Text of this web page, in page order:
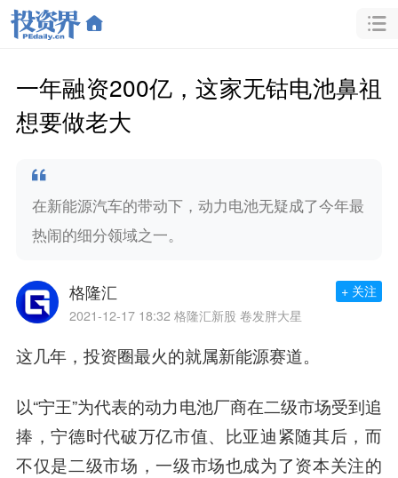
一年融资200亿，这家无钴电池鼻祖
想要做老大
在新能源汽车的带动下，动力电池无疑成了今年最
热闹的细分领域之一。
格隆汇
2021-12-17 18:32 格隆汇新股 卷发胖大星
+ 关注
这几年，投资圈最火的就属新能源赛道。
以“宁王”为代表的动力电池厂商在二级市场受到追
捧，宁德时代破万亿市值、 比亚迪紧随其后，而
不仅是二级市场，一级市场也成为了资本关注的